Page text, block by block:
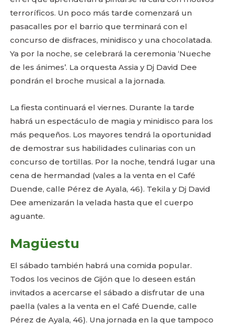
terroríficos. Un poco más tarde comenzará un
pasacalles por el barrio que terminará con el
concurso de disfraces, minidisco y una chocolatada.
Ya por la noche, se celebrará la ceremonia ‘Nueche
de les ánimes’. La orquesta Assia y Dj David Dee
pondrán el broche musical a la jornada.
La fiesta continuará el viernes. Durante la tarde
habrá un espectáculo de magia y minidisco para los
más pequeños. Los mayores tendrá la oportunidad
de demostrar sus habilidades culinarias con un
concurso de tortillas. Por la noche, tendrá lugar una
cena de hermandad (vales a la venta en el Café
Duende, calle Pérez de Ayala, 46). Tekila y Dj David
Dee amenizarán la velada hasta que el cuerpo
aguante.
Magüestu
El sábado también habrá una comida popular.
Todos los vecinos de Gijón que lo deseen están
invitados a acercarse el sábado a disfrutar de una
paella (vales a la venta en el Café Duende, calle
Pérez de Ayala, 46). Una jornada en la que tampoco